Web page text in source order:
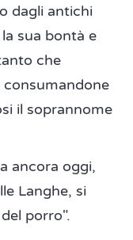
dagli antichi
sua bontà e
che
il soprannome
ancora oggi,
Langhe, si
porro".